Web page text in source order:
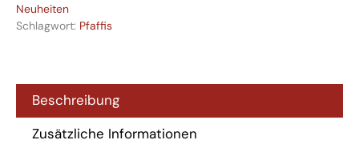
Neuheiten
Schlagwort: Pfaffis
Beschreibung
Zusätzliche Informationen